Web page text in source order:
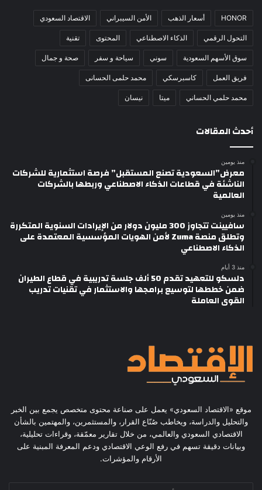
HONOR أسعار الذهب الأمن السيبراني الاقتصاد السعودي
التحول الرقمي الذكاء الاصطناعي المحتوى تقنية
سوق الأسهم السعودية سوني سياحة و سفر صحة و جمال
فريق العمل كاسبرسكي محمد حلمى الحسانى
محمد حلمي الحساني ميتا نيسان
أحدث المقالات
منذ يومين
معرض”السعودية تصنع المستقبل” فرصة استثمارية للشركات
الناشئة في قطاعات الذكاء الاصطناعي وربطها بالشركات
العالمية
منذ يومين
سافيينت تتجاوز 300 مليون دولار من الإيرادات السنوية المتكررة
وتطلق منصة Zuma لأمن الهويات المؤسسية المعتمدة على
الذكاء الاصطناعي
منذ 3 أيام
دلسكو للتعهيد تقدم 50 ألف جلسة تدريبية في قطاع الطيران
ضمن خططها لتوسيع برامجها والاستثمار في تقنيات تدريب
القوى العاملة
موقع «الاقتصاد السعودي» يعمل على صناعة محتوى متخصص يجمع بين الخبر
والتحليل والدراسة، ويخاطب صُنّاع القرار، والمستثمرين، والمهتمين بالشأن
الاقتصادي السعودي والعالمي، من خلال تقارير معمّقة، وقراءات تحليلية،
وبيانات دقيقة تسهم في رفع الوعي الاقتصادي ودعم المعرفة المبنية على
الأرقام والمؤشرات.